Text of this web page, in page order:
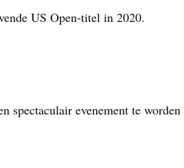
US Open-titel in 2020.
spectaculair evenement te